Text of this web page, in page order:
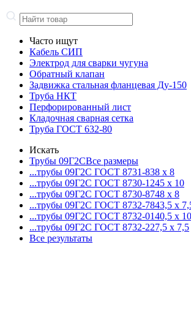
Часто ищут
Кабель СИП
Электрод для сварки чугуна
Обратный клапан
Задвижка стальная фланцевая Ду-150
Труба НКТ
Перфорированный лист
Кладочная сварная сетка
Труба ГОСТ 632-80
Искать
Трубы 09Г2СВсе размеры
...трубы 09Г2С ГОСТ 8731-838 x 8
...трубы 09Г2С ГОСТ 8730-1245 x 10
...трубы 09Г2С ГОСТ 8730-8748 x 8
...трубы 09Г2С ГОСТ 8732-7843,5 x
...трубы 09Г2С ГОСТ 8732-0140,5 x
...трубы 09Г2С ГОСТ 8732-227,5 x 7,5
Все результаты